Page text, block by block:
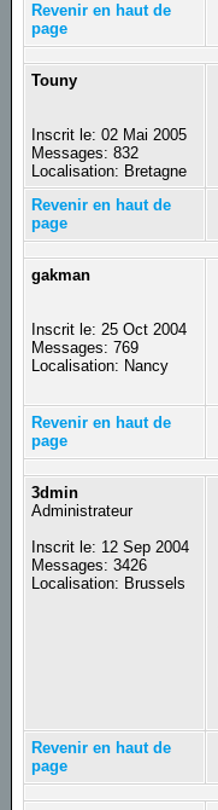
Revenir en haut de
page
Touny
Inscrit le: 02 Mai 2005
Messages: 832
Localisation: Bretagne
Revenir en haut de
page
gakman
Inscrit le: 25 Oct 2004
Messages: 769
Localisation: Nancy
Revenir en haut de
page
3dmin
Administrateur
Inscrit le: 12 Sep 2004
Messages: 3426
Localisation: Brussels
Revenir en haut de
page